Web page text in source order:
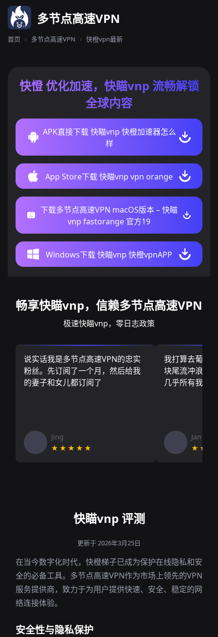
多节点高速VPN
首页 › 多节点高速VPN › 快橙vpn最新
快憕 优化加速，快瞄vnp 流畅解锁
全球内容
APK直接下载 快瞄vnp 快橙加速器怎么
样
App Store下载 快瞄vnp vpn orange
下载多节点高速VPN macOS版本 – 快瞄
vnp fastorange 官方19
Windows下载 快瞄vnp 快橙vpnAPP
畅享快瞄vnp，信赖多节点高速VPN
极速快瞄vnp，零日志政策
说实话我是多节点高速VPN的忠实
粉丝。先订阅了一个月，然后给我
的妻子和女儿都订阅了
Jing
★★★★★
我打算去葡萄
块尾流冲浪板
几乎所有我需
Jan V
快瞄vnp 评测
更新于 2026年3月25日
在当今数字化时代，快橙梯子已成为保护在线隐私和安
全的必备工具。多节点高速VPN作为市场上领先的VPN
服务提供商，致力于为用户提供快速、安全、稳定的网
络连接体验。
安全性与隐私保护